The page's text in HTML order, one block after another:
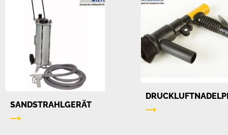
SANDSTRAHLGERÄT